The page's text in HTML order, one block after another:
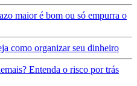
maior é bom ou só empurra o
como organizar seu dinheiro
Entenda o risco por trás